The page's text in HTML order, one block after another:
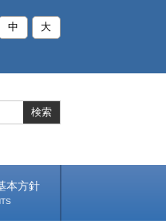
中 大
本方針